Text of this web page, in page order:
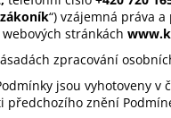
“) vzájemná práva
stránkách
zpracování
jsou vyhotoveny
znění
Doporučujeme